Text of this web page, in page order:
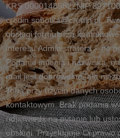
KRS 0000148982, NIP
credin.sobotka@credin.pl.
obsługi formularza
interesu Administratora – na
Podanie imienia i nazwiska,
mail jest dobrowolne, ale
Tobą przy użyciu danych
kontaktowym. Brak podania
odpowiedź na pytanie lub
obsługi. Przysługuje Ci